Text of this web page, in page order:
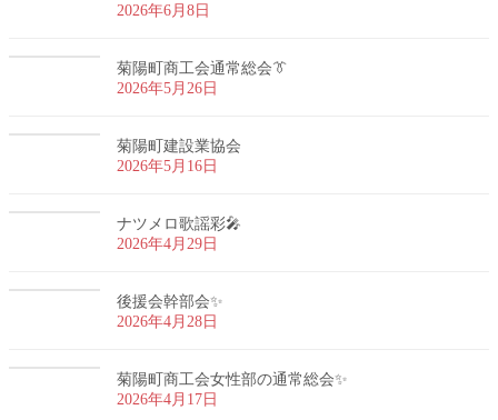
2026年6月8日
菊陽町商工会通常総会👔
2026年5月26日
菊陽町建設業協会
2026年5月16日
ナツメロ歌謡彩🎤
2026年4月29日
後援会幹部会✨
2026年4月28日
菊陽町商工会女性部の通常総会✨
2026年4月17日